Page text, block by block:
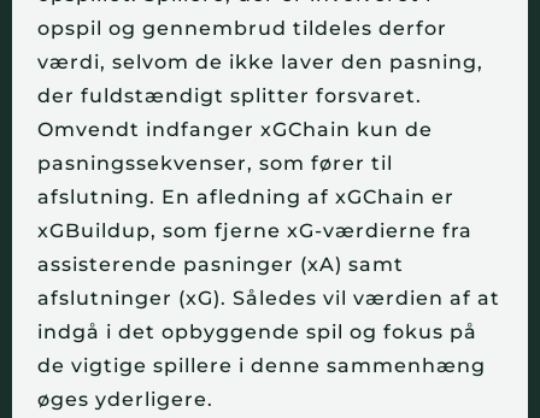
opspil og gennembrud tildeles derfor
værdi, selvom de ikke laver den pasning,
der fuldstændigt splitter forsvaret.
Omvendt indfanger xGChain kun de
pasningssekvenser, som fører til
afslutning. En afledning af xGChain er
xGBuildup, som fjerne xG-værdierne fra
assisterende pasninger (xA) samt
afslutninger (xG). Således vil værdien af at
indgå i det opbyggende spil og fokus på
de vigtige spillere i denne sammenhæng
øges yderligere.